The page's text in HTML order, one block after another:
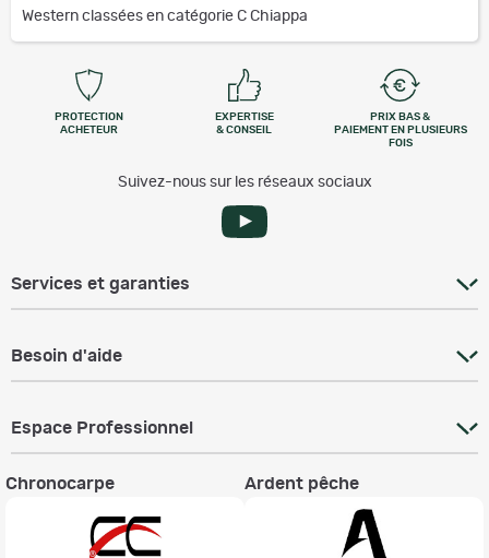
Western classées en catégorie C Chiappa
PROTECTION
ACHETEUR
EXPERTISE
& CONSEIL
PRIX BAS &
PAIEMENT EN PLUSIEURS
FOIS
Suivez-nous sur les réseaux sociaux
Services et garanties
Besoin d'aide
Espace Professionnel
Chronocarpe Ardent pêche